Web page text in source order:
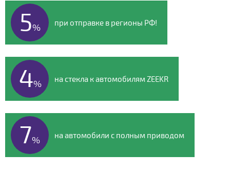
5% при отправке в регионы РФ!
4% на стекла к автомобилям ZEEKR
7% на автомобили с полным приводом